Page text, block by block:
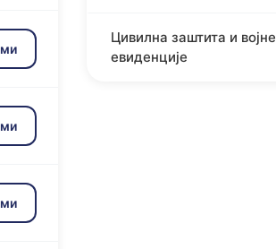
Цивилна заштита и војне
евиденције